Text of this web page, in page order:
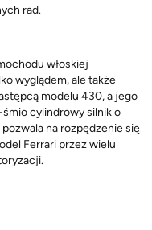
rad.
włoskiej
wyglądem, ale także
modelu 430, a jego
cylindrowy silnik o
na rozpędzenie się
Ferrari przez wielu